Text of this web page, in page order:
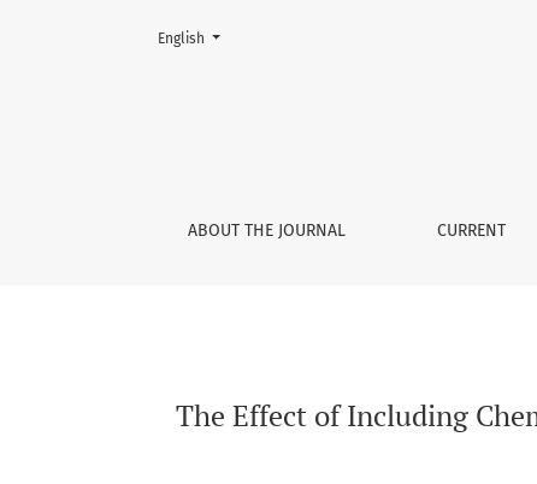
The Effect of Including Chemistry
ABOUT THE JOURNAL CURRENT
Change the language. The current language is:
English
The Effect of Including